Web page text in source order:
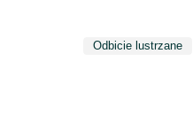
Odbicie lustrzane